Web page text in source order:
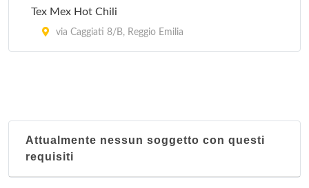
Tex Mex Hot Chili
via Caggiati 8/B, Reggio Emilia
Attualmente nessun soggetto con questi
requisiti